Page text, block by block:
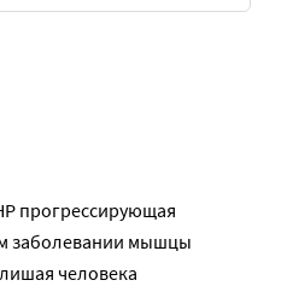
прогрессирующая
заболевании мышцы
человека